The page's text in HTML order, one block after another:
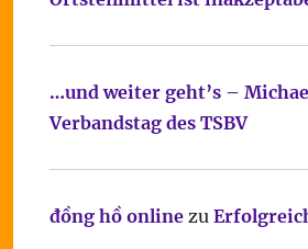
…und weiter geht’s –
Verbandstag des TSBV
đồng hồ onlinezu